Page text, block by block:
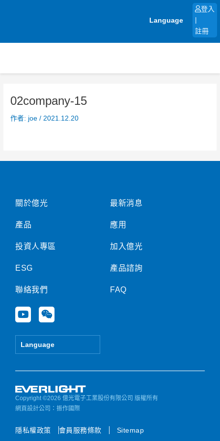
Language
登入
註冊
02company-15
作者: joe/ 2021.12.20
關於億光
產品
投資人專區
ESG
聯絡我們
Y
o
u
e
W
e
i
Language
最新消息
應用
加入億光
產品諮詢
FAQ
Copyright ©2026 億光電子工業股份有限公司 版權所有
網頁設計公司 ：振作國際
隱私權政策 會員服務條款 Sitemap